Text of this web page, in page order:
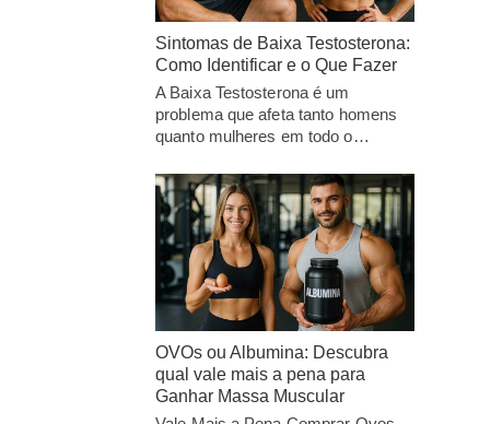
Sintomas de Baixa Testosterona:
Como Identificar e o Que Fazer
A Baixa Testosterona é um
problema que afeta tanto homens
quanto mulheres em todo o…
OVOs ou Albumina: Descubra
qual vale mais a pena para
Ganhar Massa Muscular